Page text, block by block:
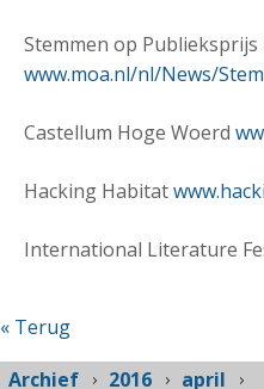
Stemmen op
www.moa.nl/nl/News/
Castellum Hoge Woerd
Hacking Habitat
International Literature
« Terug
Archief
2016
april